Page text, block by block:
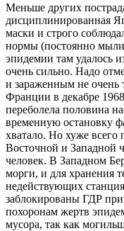
Меньше других
дисциплинированная
маски и строго
нормы (постоянно мыли
эпидемии там удалось
очень сильно. Надо
и зараженным не очень
Франции в декабре
переболела половина
временную остановку
хватало. Но хуже
Восточной и Западной
человек. В Западном
морги, и для хранения
недействующих
заблокированы ГДР
похоронам жертв
мусора, так как